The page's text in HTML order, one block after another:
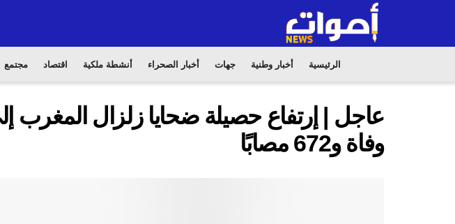
الرئيسية أخبار وطنية جهات أخبار الصحراء أنشطة ملكية اقتصاد مجتمع
وفاة و672 مصابًا